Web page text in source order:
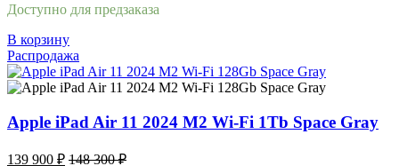
Доступно для предзаказа
В корзину
Распродажа
Apple iPad Air 11 2024 M2 Wi-Fi 1Tb Space Gray
139 900 ₽ 148 300₽